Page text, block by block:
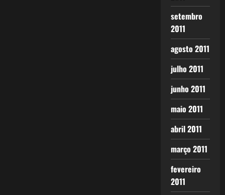
setembro
2011
agosto 2011
julho 2011
junho 2011
maio 2011
abril 2011
março 2011
fevereiro
2011